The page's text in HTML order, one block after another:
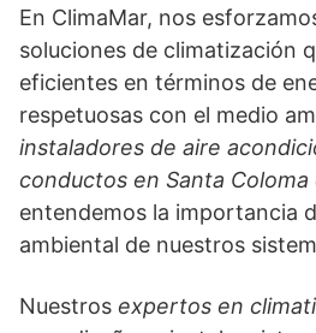
En ClimaMar, nos
soluciones de climatización
eficientes en términos de
respetuosas con el medio
instaladores de aire
conductos en Santa
entendemos la importancia
ambiental de nuestros
Nuestros expertos en